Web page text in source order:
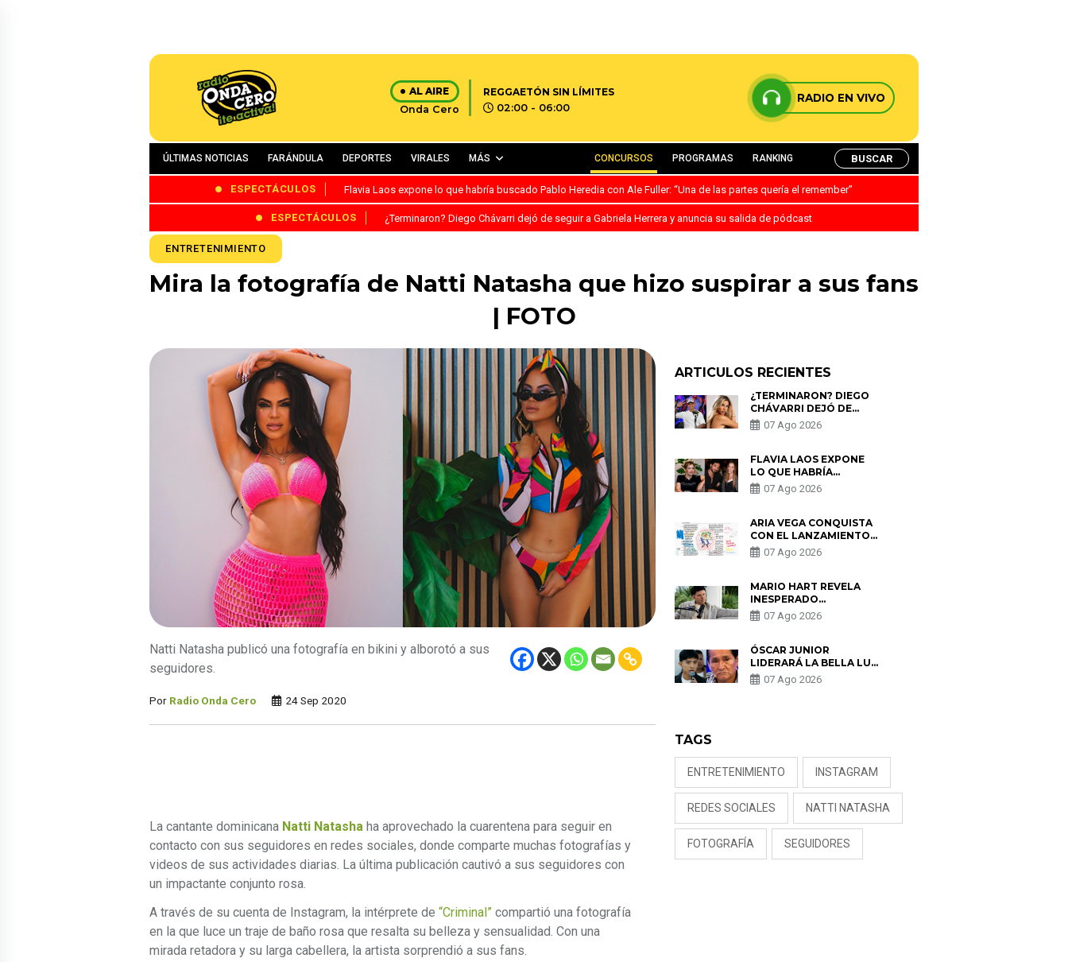
AL AIRE
Onda Cero
REGGAETÓN SIN LÍMITES
02:00 - 06:00
RADIO EN VIVO
ÚLTIMAS NOTICIAS FARÁNDULA DEPORTES VIRALES MÁS CONCURSOS PROGRAMAS RANKING BUSCAR
ESPECTÁCULOS Flavia Laos expone lo que habría buscado Pablo Heredia con Ale Fuller: “Una de las partes quería el remember”
ESPECTÁCULOS ¿Terminaron? Diego Chávarri dejó de seguir a Gabriela Herrera y anuncia su salida de pódcast
ENTRETENIMIENTO
Mira la fotografía de Natti Natasha que hizo suspirar a sus fans
| FOTO
Natti Natasha publicó una fotografía en bikini y alborotó a sus
seguidores.
Por Radio Onda Cero 24 Sep 2020
La cantante dominicana Natti Natasha ha aprovechado la cuarentena para seguir en
contacto con sus seguidores en redes sociales, donde comparte muchas fotografías y
videos de sus actividades diarias. La última publicación cautivó a sus seguidores con
un impactante conjunto rosa.
A través de su cuenta de Instagram, la intérprete de “Criminal” compartió una fotografía
en la que luce un traje de baño rosa que resalta su belleza y sensualidad. Con una
mirada retadora y su larga cabellera, la artista sorprendió a sus fans.
ARTICULOS RECIENTES
¿TERMINARON? DIEGO
CHÁVARRI DEJÓ DE
SEGUIR A GABRIELA
HERRERA Y ANUNCIA SU
07 Ago 2026
FLAVIA LAOS EXPONE
LO QUE HABRÍA
BUSCADO PABLO
HEREDIA CON ALE
PARTES QUERÍA EL
REMEMBER”
07 Ago 2026
ARIA VEGA CONQUISTA
CON EL LANZAMIENTO
DE “TOTOTO (+4)”
07 Ago 2026
MARIO HART REVELA
INESPERADO
PROBLEMA DE SALUD
ANTES DE SEPARARSE
ENCONTRARON UN
TUMOR”
07 Ago 2026
ÓSCAR JUNIOR
LIDERARÁ LA BELLA LUZ
TRAS SALIDA DE SU
PADRE POR POLÉMICA
07 Ago 2026
TAGS
ENTRETENIMIENTO INSTAGRAM
REDES SOCIALES NATTI NATASHA
FOTOGRAFÍA SEGUIDORES